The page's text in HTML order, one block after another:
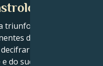
triunfo das
do mundo está
as forças
do sucesso